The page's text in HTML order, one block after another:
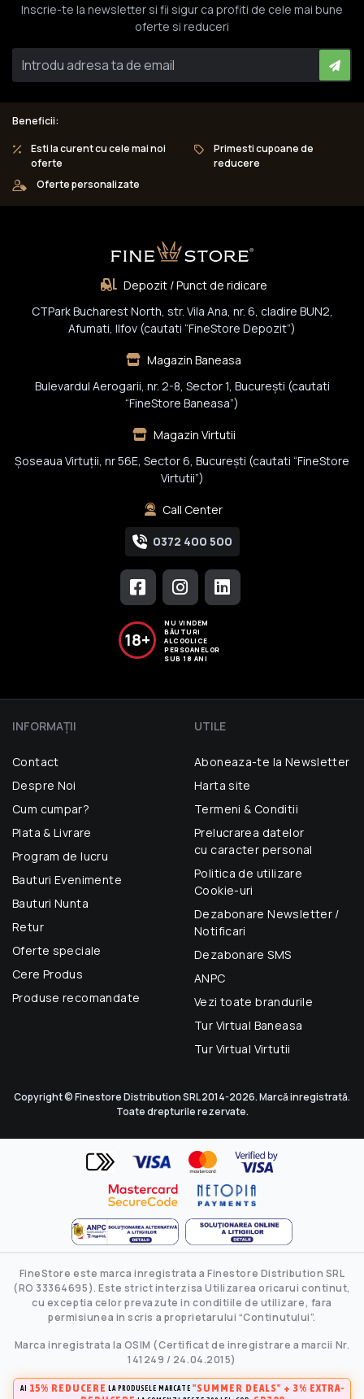
Inscrie-te la newsletter si fii sigur ca profiti de cele mai bune
oferte si reduceri
Beneficii:
Esti la curent cu cele mai noi
oferte
Primesti cupoane de
reducere
Oferte personalizate
Depozit / Punct de ridicare
CTPark Bucharest North, str. Vila Ana, nr. 6, cladire BUN2,
Afumati, Ilfov (cautati “FineStore Depozit”)
Magazin Baneasa
Bulevardul Aerogarii, nr. 2-8, Sector 1, Bucureşti (cautati
“FineStore Baneasa”)
Magazin Virtutii
Șoseaua Virtuții, nr 56E, Sector 6, București (cautati “FineStore
Virtutii”)
Call Center
0372 400 500
18+
NU VINDEM
BĂUTURI
ALCOOLICE
PERSOANELOR
SUB 18 ANI
INFORMAŢII
Contact
Despre Noi
Cum cumpar?
Plata & Livrare
Program de lucru
Bauturi Evenimente
Bauturi Nunta
Retur
Oferte speciale
Cere Produs
Produse recomandate
UTILE
Aboneaza-te la Newsletter
Harta site
Termeni & Conditii
Prelucrarea datelor
cu caracter personal
Politica de utilizare
Cookie-uri
Dezabonare Newsletter /
Notificari
Dezabonare SMS
ANPC
Vezi toate brandurile
Tur Virtual Baneasa
Tur Virtual Virtutii
Copyright © Finestore Distribution SRL 2014-2026. Marcă inregistrată.
Toate drepturile rezervate.
FineStore este marca inregistrata a Finestore Distribution SRL
(RO 33364695). Este strict interzisa Utilizarea oricarui continut,
cu exceptia celor prevazute in conditiile de utilizare, fara
permisiunea in scris a proprietarului “Continutului”.
Marca inregistrata la OSIM (Certificat de inregistrare a marcii Nr.
141249 / 24.04.2015)
AI 15% REDUCERE LA PRODUSELE MARCATE "SUMMER DEALS" + 3% EXTRA-